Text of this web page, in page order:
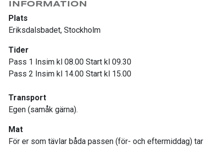
INFORMATION
Plats
Eriksdalsbadet, Stockholm
Tider
Pass 1 Insim kl 08.00 Start kl 09.30
Pass 2 Insim kl 14.00 Start kl 15.00
Transport
Egen (samåk gärna).
Mat
För er som tävlar båda passen (för- och eftermiddag) tar